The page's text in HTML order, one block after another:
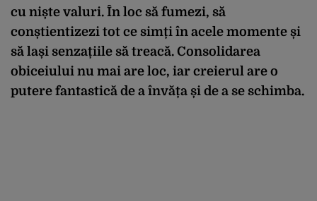
cu niște valuri. În loc să fumezi, să
conștientizezi tot ce simți în acele momente și
să lași senzațiile să treacă. Consolidarea
obiceiului nu mai are loc, iar creierul are o
putere fantastică de a învăța și de a se schimba.